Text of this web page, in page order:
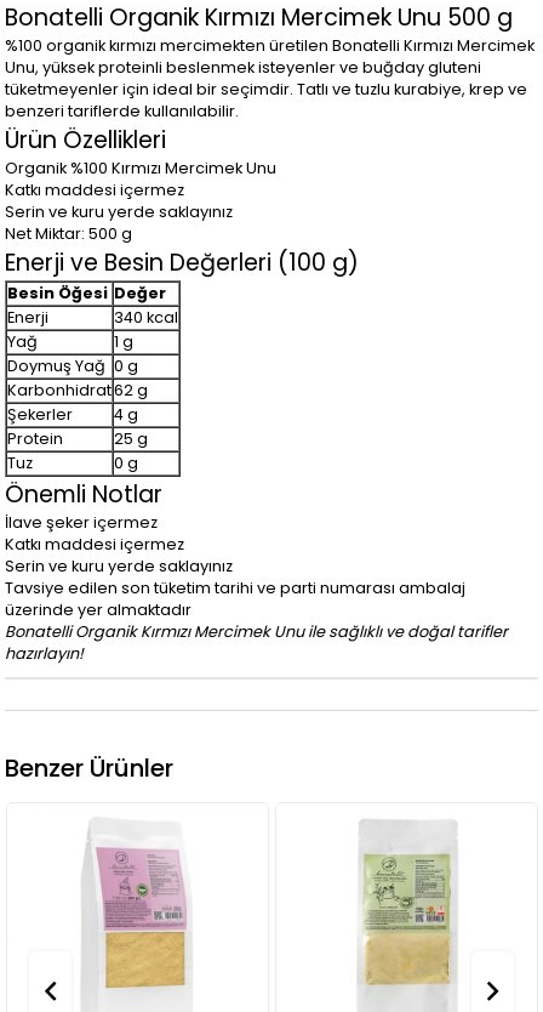
Bonatelli Organik Kırmızı Mercimek Unu 500 g
%100 organik kırmızı mercimekten üretilen Bonatelli Kırmızı Mercimek
Unu, yüksek proteinli beslenmek isteyenler ve buğday gluteni
tüketmeyenler için ideal bir seçimdir. Tatlı ve tuzlu kurabiye, krep ve
benzeri tariflerde kullanılabilir.
Ürün Özellikleri
Organik %100 Kırmızı Mercimek Unu
Katkı maddesi içermez
Serin ve kuru yerde saklayınız
Net Miktar: 500 g
Enerji ve Besin Değerleri (100 g)
Besin Öğesi Değer
Enerji
340 kcal
Yağ
1 g
Doymuş Yağ 0 g
Karbonhidrat62 g
Şekerler
4 g
Protein
25 g
Tuz
0 g
Önemli Notlar
İlave şeker içermez
Katkı maddesi içermez
Serin ve kuru yerde saklayınız
Tavsiye edilen son tüketim tarihi ve parti numarası ambalaj
üzerinde yer almaktadır
Bonatelli Organik Kırmızı Mercimek Unu ile sağlıklı ve doğal tarifler
hazırlayın!
Benzer Ürünler